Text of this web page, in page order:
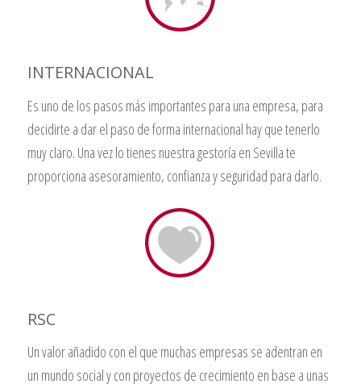
INTERNACIONAL
Es uno de los pasos más importantes para una empresa, para
decidirte a dar el paso de forma internacional hay que tenerlo
muy claro. Una vez lo tienes nuestra gestoría en Sevilla te
proporciona asesoramiento, confianza y seguridad para darlo.
RSC
Un valor añadido con el que muchas empresas se adentran en
un mundo social y con proyectos de crecimiento en base a unas